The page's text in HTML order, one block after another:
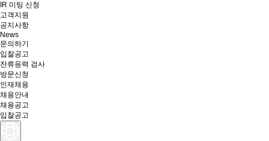
IR 미팅 신청
고객지원
공지사항
News
문의하기
입찰공고
잔류응력 검사
방문신청
인재채용
채용안내
채용공고
입찰공고